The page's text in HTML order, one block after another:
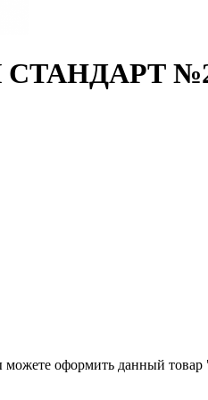
№2
оформить данный товар